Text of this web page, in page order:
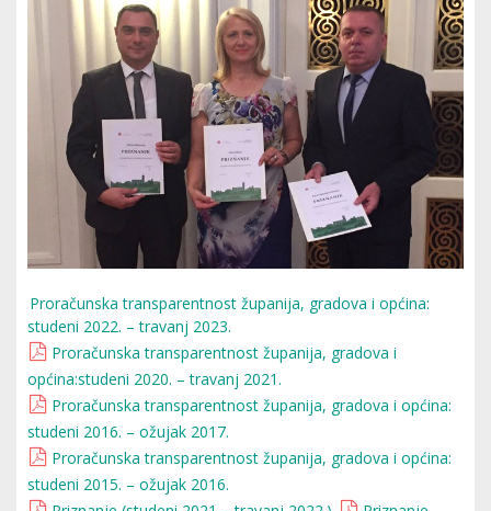
Proračunska transparentnost županija, gradova i općina:
studeni 2022. – travanj 2023.
Proračunska transparentnost županija, gradova i
općina:studeni 2020. – travanj 2021.
Proračunska transparentnost županija, gradova i općina:
studeni 2016. – ožujak 2017.
Proračunska transparentnost županija, gradova i općina:
studeni 2015. – ožujak 2016.